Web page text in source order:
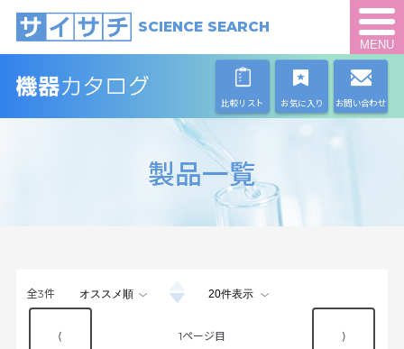
SCIENCE SEARCH
MENU
比較リスト お気に入り お問い合わせ
製品一覧
全3件
⟨ 1 ⟩